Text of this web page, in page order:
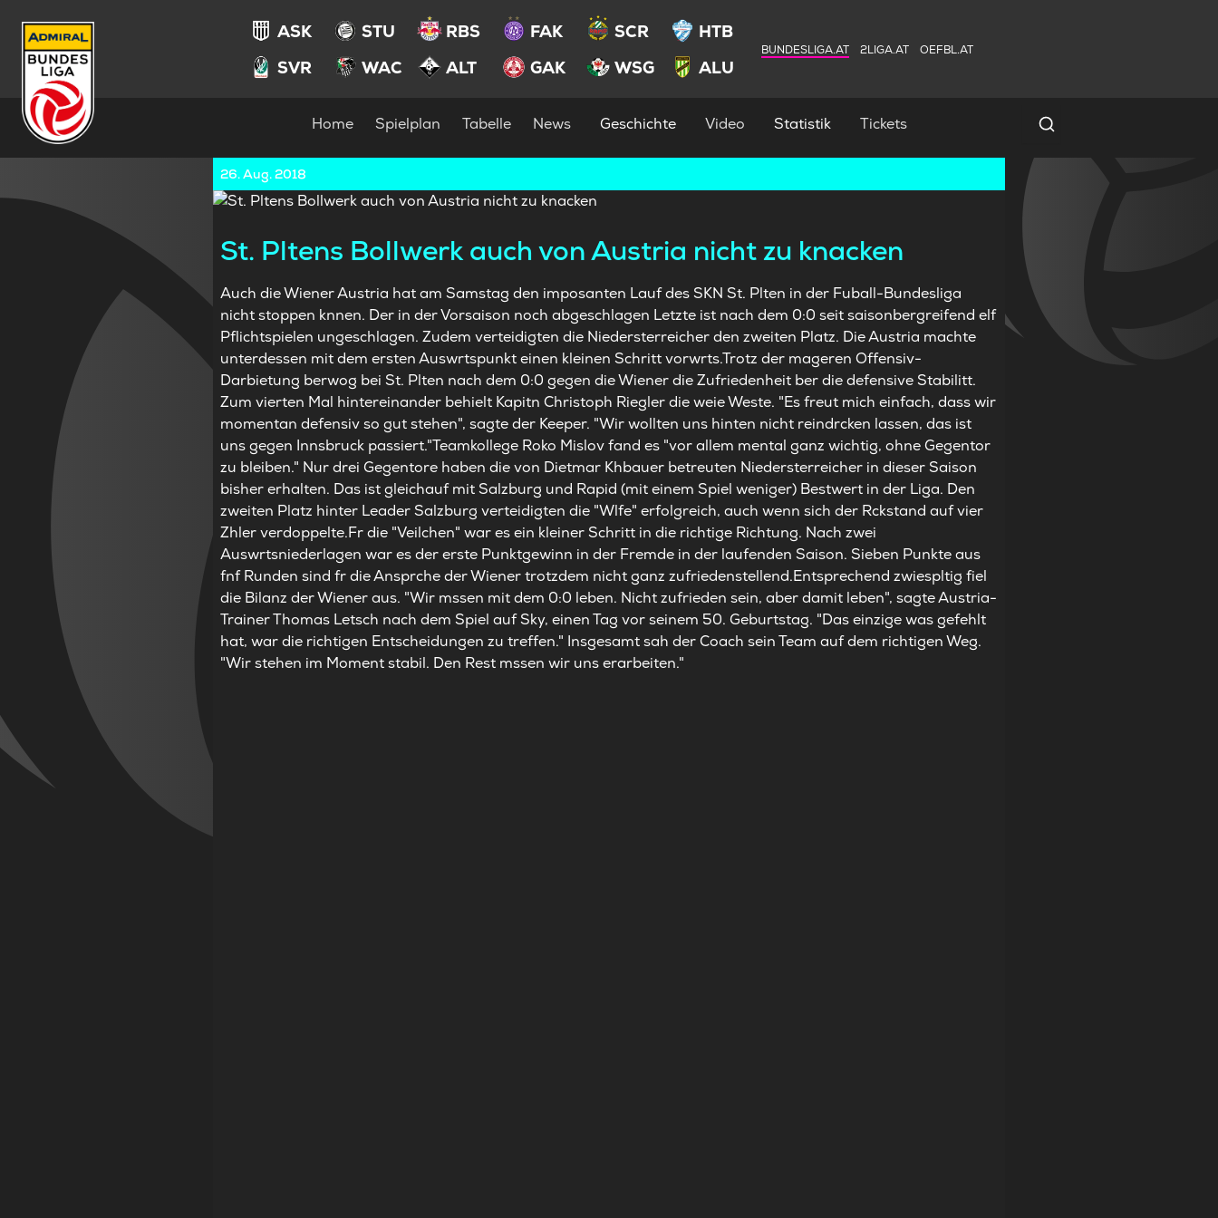
ASK STU RBS FAK SCR
HTB
SVR
WAC ALT GAK WSG ALU
BUNDESLIGA.AT 2LIGA.AT OEFBL.AT
Home Spielplan Tabelle News Geschichte Video Statistik Tickets Spielersuche
26. Aug. 2018
St. Pltens Bollwerk auch von Austria nicht zu knacken
Auch die Wiener Austria hat am Samstag den imposanten Lauf des SKN St. Plten in der Fuball-Bundesliga
nicht stoppen knnen. Der in der Vorsaison noch abgeschlagen Letzte ist nach dem 0:0 seit saisonbergreifend elf
Pflichtspielen ungeschlagen. Zudem verteidigten die Niedersterreicher den zweiten Platz. Die Austria machte
unterdessen mit dem ersten Auswrtspunkt einen kleinen Schritt vorwrts.Trotz der mageren Offensiv-
Darbietung berwog bei St. Plten nach dem 0:0 gegen die Wiener die Zufriedenheit ber die defensive Stabilitt.
Zum vierten Mal hintereinander behielt Kapitn Christoph Riegler die weie Weste. "Es freut mich einfach, dass wir
momentan defensiv so gut stehen", sagte der Keeper. "Wir wollten uns hinten nicht reindrcken lassen, das ist
uns gegen Innsbruck passiert."Teamkollege Roko Mislov fand es "vor allem mental ganz wichtig, ohne Gegentor
zu bleiben." Nur drei Gegentore haben die von Dietmar Khbauer betreuten Niedersterreicher in dieser Saison
bisher erhalten. Das ist gleichauf mit Salzburg und Rapid (mit einem Spiel weniger) Bestwert in der Liga. Den
zweiten Platz hinter Leader Salzburg verteidigten die "Wlfe" erfolgreich, auch wenn sich der Rckstand auf vier
Zhler verdoppelte.Fr die "Veilchen" war es ein kleiner Schritt in die richtige Richtung. Nach zwei
Auswrtsniederlagen war es der erste Punktgewinn in der Fremde in der laufenden Saison. Sieben Punkte aus
fnf Runden sind fr die Ansprche der Wiener trotzdem nicht ganz zufriedenstellend.Entsprechend zwiespltig fiel
die Bilanz der Wiener aus. "Wir mssen mit dem 0:0 leben. Nicht zufrieden sein, aber damit leben", sagte Austria-
Trainer Thomas Letsch nach dem Spiel auf Sky, einen Tag vor seinem 50. Geburtstag. "Das einzige was gefehlt
hat, war die richtigen Entscheidungen zu treffen." Insgesamt sah der Coach sein Team auf dem richtigen Weg.
"Wir stehen im Moment stabil. Den Rest mssen wir uns erarbeiten."